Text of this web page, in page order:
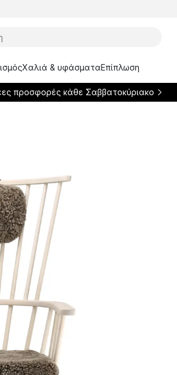
Χαλιά & υφάσματαΕπίπλωση
προσφορές κάθε Σαββατοκύριακο